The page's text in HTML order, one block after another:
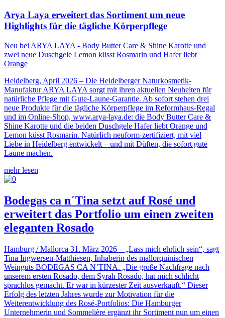
Arya Laya erweitert das Sortiment um neue
Highlights für die tägliche Körperpflege
Neu bei ARYA LAYA - Body Butter Care & Shine Karotte und
zwei neue Duschgele Lemon küsst Rosmarin und Hafer liebt
Orange
Heidelberg, April 2026 – Die Heidelberger Naturkosmetik-
Manufaktur ARYA LAYA sorgt mit ihren aktuellen Neuheiten für
natürliche Pflege mit Gute-Laune-Garantie. Ab sofort stehen drei
neue Produkte für die tägliche Körperpflege im Reformhaus-Regal
und im Online-Shop, www.arya-laya.de: die Body Butter Care &
Shine Karotte und die beiden Duschgele Hafer liebt Orange und
Lemon küsst Rosmarin. Natürlich neuform-zertifiziert, mit viel
Liebe in Heidelberg entwickelt – und mit Düften, die sofort gute
Laune machen.
mehr lesen
Bodegas ca n´Tina setzt auf Rosé und
erweitert das Portfolio um einen zweiten
eleganten Rosado
Hamburg / Mallorca 31. März 2026 – „Lass mich ehrlich sein“, sagt
Tina Ingwersen-Matthiesen, Inhaberin des mallorquinischen
Weinguts BODEGAS CA N’TINA. „Die große Nachfrage nach
unserem ersten Rosado, dem Syrah Rosado, hat mich schlicht
sprachlos gemacht. Er war in kürzester Zeit ausverkauft.“ Dieser
Erfolg des letzten Jahres wurde zur Motivation für die
Weiterentwicklung des Rosé-Portfolios: Die Hamburger
Unternehmerin und Sommelière ergänzt ihr Sortiment nun um einen